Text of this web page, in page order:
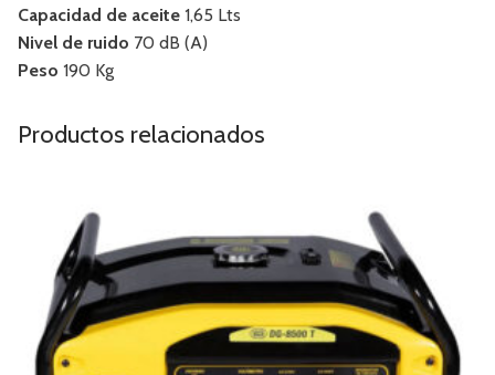
Capacidad de aceite 1,65 Lts
Nivel de ruido 70 dB (A)
Peso 190 Kg
Productos relacionados